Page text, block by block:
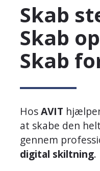
Skab
Skab
Skab
HosAVIT
at skabe den
gennem
digital skiltning.